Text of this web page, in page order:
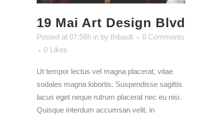
19 Mai Art Design Blvd
Posted at 07:58h in by thibault
0 Comments
0 Likes
Ut tempor lectus vel magna placerat, vitae
sodales magna lobortis. Suspendisse sagittis
lacus eget neque rutrum placerat nec eu nisi.
Quisque interdum accumsan velit, in